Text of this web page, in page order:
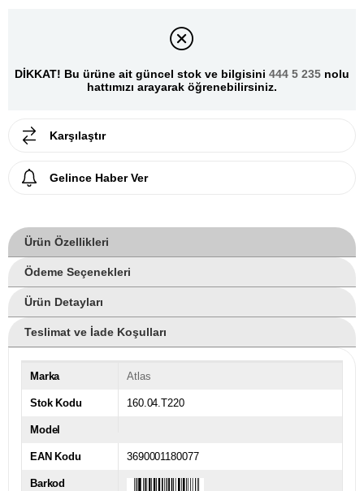
DİKKAT! Bu ürüne ait güncel stok ve bilgisini 444 5 235 nolu
hattımızı arayarak öğrenebilirsiniz.
Karşılaştır
Gelince Haber Ver
Ürün Özellikleri
Ödeme Seçenekleri
Ürün Detayları
Teslimat ve İade Koşulları
Marka Atlas
Stok Kodu 160.04.T220
Model
EAN Kodu 3690001180077
Barkod